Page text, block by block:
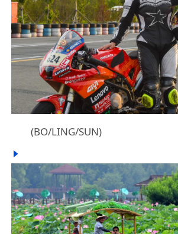
(BO/LING/SUN)